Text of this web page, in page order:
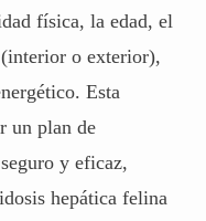
física, la edad, el
o exterior),
Esta
un plan de
y eficaz,
hepática felina